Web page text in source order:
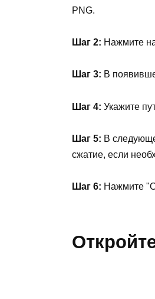
PNG.
Шаг 2: Нажмите
Шаг 3: В
Шаг 4: Укажите
Шаг 5: В
сжатие, если
Шаг 6: Нажмите